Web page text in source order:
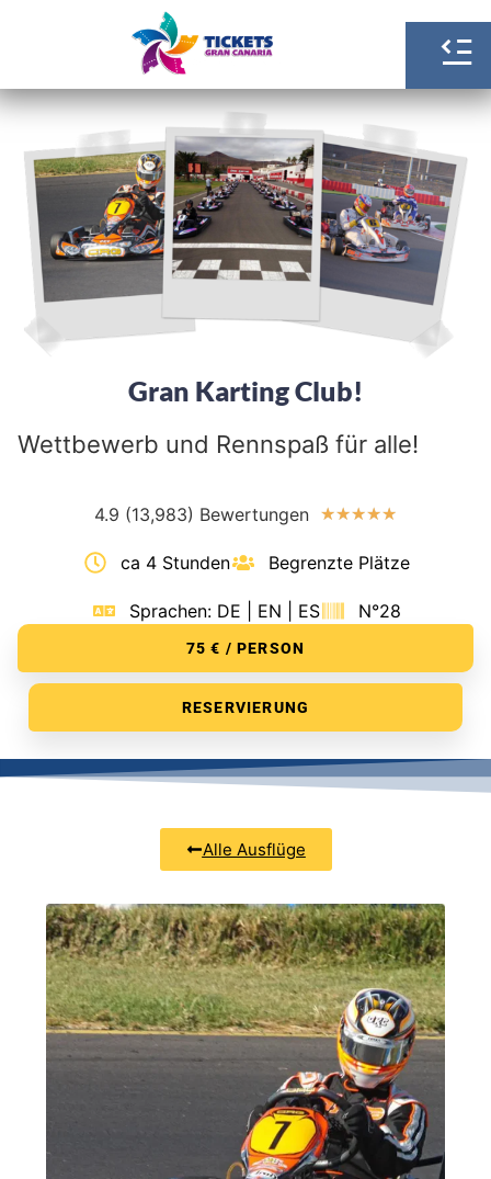
Gran Karting Club!
Wettbewerb und Rennspaß für alle!
4.9 (13,983) Bewertungen ★★★★★
ca 4 Stunden Begrenzte Plätze
Sprachen: DE | EN | ES N°28
75 € / PERSON
RESERVIERUNG
Alle Ausflüge